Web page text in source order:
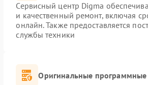
Сервисный центр Digma
и качественный ремонт, включая
онлайн. Также предоставляется
службы техники
Оригинальные